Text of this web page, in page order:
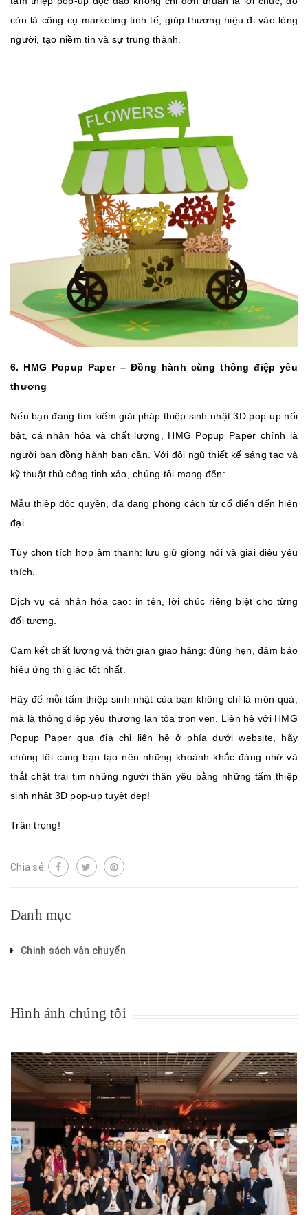
còn là công cụ marketing tinh tế, giúp thương hiệu đi vào lòng
người, tạo niềm tin và sự trung thành.
6. HMG Popup Paper – Đồng hành cùng thông điệp yêu
thương
Nếu bạn đang tìm kiếm giải pháp thiệp sinh nhật 3D pop‑up nổi
bật, cá nhân hóa và chất lượng, HMG Popup Paper chính là
người bạn đồng hành bạn cần. Với đội ngũ thiết kế sáng tạo và
kỹ thuật thủ công tinh xảo, chúng tôi mang đến:
Mẫu thiệp độc quyền, đa dạng phong cách từ cổ điển đến hiện
đại.
Tùy chọn tích hợp âm thanh: lưu giữ giọng nói và giai điệu yêu
thích.
Dịch vụ cá nhân hóa cao: in tên, lời chúc riêng biệt cho từng
đối tượng.
Cam kết chất lượng và thời gian giao hàng: đúng hẹn, đảm bảo
hiệu ứng thị giác tốt nhất.
Hãy để mỗi tấm thiệp sinh nhật của bạn không chỉ là món quà,
mà là thông điệp yêu thương lan tỏa trọn vẹn. Liên hệ với HMG
Popup Paper qua địa chỉ liên hệ ở phía dưới website, hãy
chúng tôi cùng bạn tạo nên những khoảnh khắc đáng nhớ và
thắt chặt trái tim những người thân yêu bằng những tấm thiệp
sinh nhật 3D pop‑up tuyệt đẹp!
Trân trọng!
Chia sẻ:
Danh mục
Chinh sách vận chuyển
Hình ảnh chúng tôi